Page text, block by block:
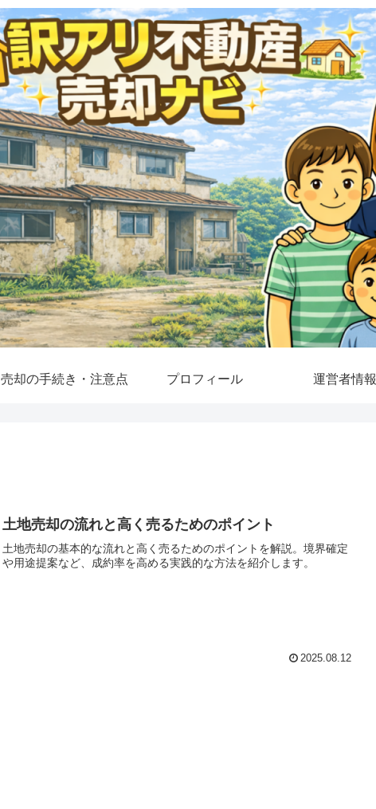
売却の手続き・注意点 プロフィール 運営者情報
土地売却の流れと高く売るためのポイント
土地売却の基本的な流れと高く売るためのポイントを解説。境界確定
や用途提案など、成約率を高める実践的な方法を紹介します。
2025.08.12